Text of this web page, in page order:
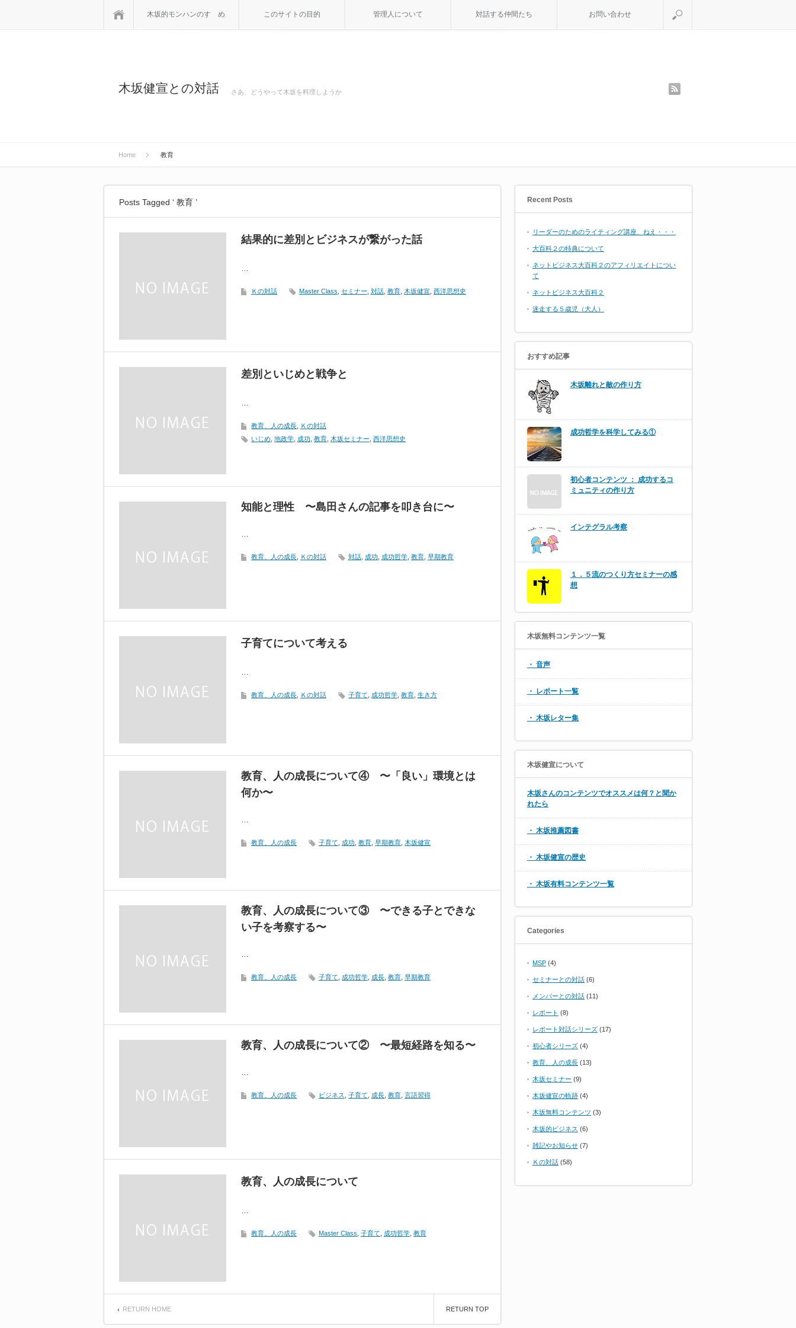
木坂的モンハンのすゝめ このサイトの目的 管理人について 対話する仲間たち お問い合わせ
木坂健宣との対話 さあ、どうやって木坂を料理しようか
Home 教育
Posts Tagged ‘ 教育 ’
結果的に差別とビジネスが繋がった話
…
Ｋの対話 Master Class セミナー 対話 教育 木坂健宣 西洋思想史
差別といじめと戦争と
…
教育、人の成長
Ｋの対話
いじめ 地政学 成功 教育 木坂セミナー 西洋思想史
知能と理性 〜島田さんの記事を叩き台に〜
…
教育、人の成長 Ｋの対話 対話 成功 成功哲学 教育 早期教育
子育てについて考える
…
教育、人の成長 Ｋの対話 子育て 成功哲学 教育 生き方
教育、人の成長について④ 〜「良い」環境とは
何か〜
…
教育、人の成長 子育て 成功 教育 早期教育 木坂健宣
教育、人の成長について③ 〜できる子とできな
い子を考察する〜
…
教育、人の成長 子育て 成功哲学 成長 教育 早期教育
教育、人の成長について② 〜最短経路を知る〜
…
教育、人の成長 ビジネス 子育て 成長 教育 言語習得
教育、人の成長について
…
教育、人の成長 Master Class 子育て 成功哲学 教育
RETURN HOME RETURN TOP
Recent Posts
リーダーのためのライティング講座、ねえ・・・
大百科２の特典について
ネットビジネス大百科２のアフィリエイトについ
て
ネットビジネス大百科２
迷走する５歳児（大人）
おすすめ記事
木坂離れと敵の作り方
成功哲学を科学してみる①
初心者コンテンツ ： 成功するコ
ミュニティの作り方
インテグラル考察
１．５流のつくり方セミナーの感
想
木坂無料コンテンツ一覧
・ 音声
・ レポート一覧
・ 木坂レター集
木坂健宣について
木坂さんのコンテンツでオススメは何？と聞か
れたら
・ 木坂推薦図書
・ 木坂健宣の歴史
・ 木坂有料コンテンツ一覧
Categories
MSP (4)
セミナーとの対話 (6)
メンバーとの対話 (11)
レポート (8)
レポート対話シリーズ (17)
初心者シリーズ (4)
教育、人の成長 (13)
木坂セミナー (9)
木坂健宣の軌跡 (4)
木坂無料コンテンツ (3)
木坂的ビジネス (6)
雑記やお知らせ (7)
Ｋの対話 (58)